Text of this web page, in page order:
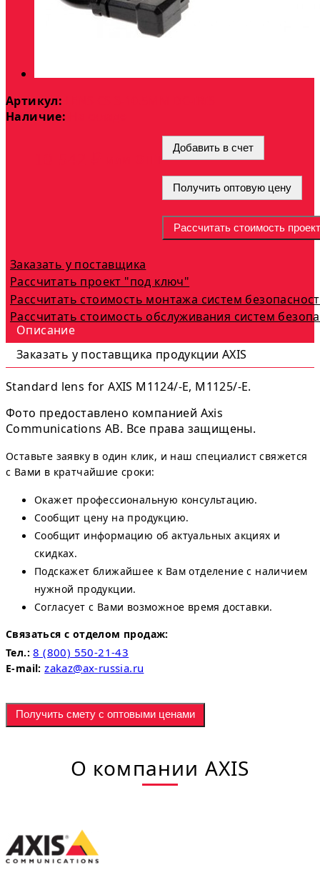
Артикул:
Наличие:
опт Добавить в счет
Получить оптовую цену
Рассчитать стоимость
Заказать у поставщика
Рассчитать проект "под ключ"
Рассчитать стоимость монтажа систем
Рассчитать стоимость обслуживания систем
Описание
Заказать у поставщика продукции AXIS
Standard lens for AXIS M1124/-E, M1125/-E.
Фото предоставлено компанией Axis
Communications AB. Все права защищены.
Оставьте заявку в один клик, и наш специалист свяжется
с Вами в кратчайшие сроки:
Окажет профессиональную консультацию.
Сообщит цену на продукцию.
Сообщит информацию об актуальных акциях и
скидках.
Подскажет ближайшее к Вам отделение с наличием
нужной продукции.
Согласует с Вами возможное время доставки.
Связаться с отделом продаж:
Тел.: 8 (800) 550-21-43
E-mail: zakaz@ax-russia.ru
Получить смету с оптовыми ценами
О компании AXIS